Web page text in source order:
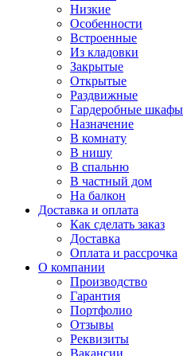
Низкие
Особенности
Встроенные
Из кладовки
Закрытые
Открытые
Раздвижные
Гардеробные шкафы
Назначение
В комнату
В нишу
В спальню
В частный дом
На балкон
Доставка и оплата
Как сделать заказ
Доставка
Оплата и рассрочка
О компании
Производство
Гарантия
Портфолио
Отзывы
Реквизиты
Вакансии